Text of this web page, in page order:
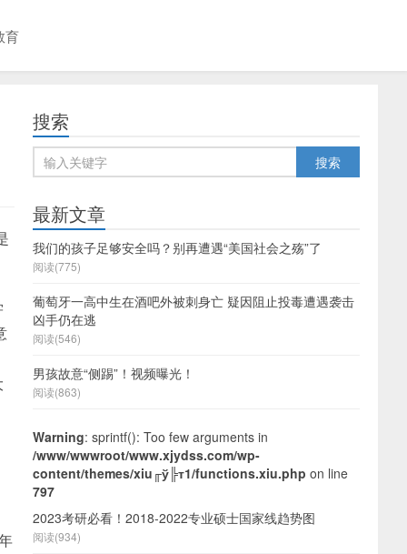
育
搜索
最新文章
我们的孩子足够安全吗？别再遭遇“美国社会之殇”了
阅读(775)
葡萄牙一高中生在酒吧外被刺身亡 疑因阻止投毒遭遇袭击
凶手仍在逃
阅读(546)
男孩故意“侧踢”！视频曝光！
阅读(863)
Warning: sprintf(): Too few arguments in
/www/wwwroot/www.xjydss.com/wp-
content/themes/xiu╓ў╠т1/functions.xiu.php on line
797
2023考研必看！2018-2022专业硕士国家线趋势图
阅读(934)